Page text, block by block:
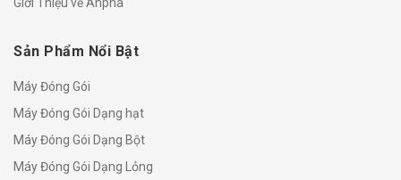
Giới Thiệu về Anpha
Sản Phẩm Nổi Bật
Máy Đóng Gói
Máy Đóng Gói Dạng hạt
Máy Đóng Gói Dạng Bột
Máy Đóng Gói Dạng Lỏng